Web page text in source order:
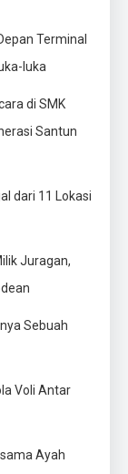
Terminal
luka
di SMK
Santun
dari 11 Lokasi
Juragan,
Sebuah
Voli Antar
Ayah